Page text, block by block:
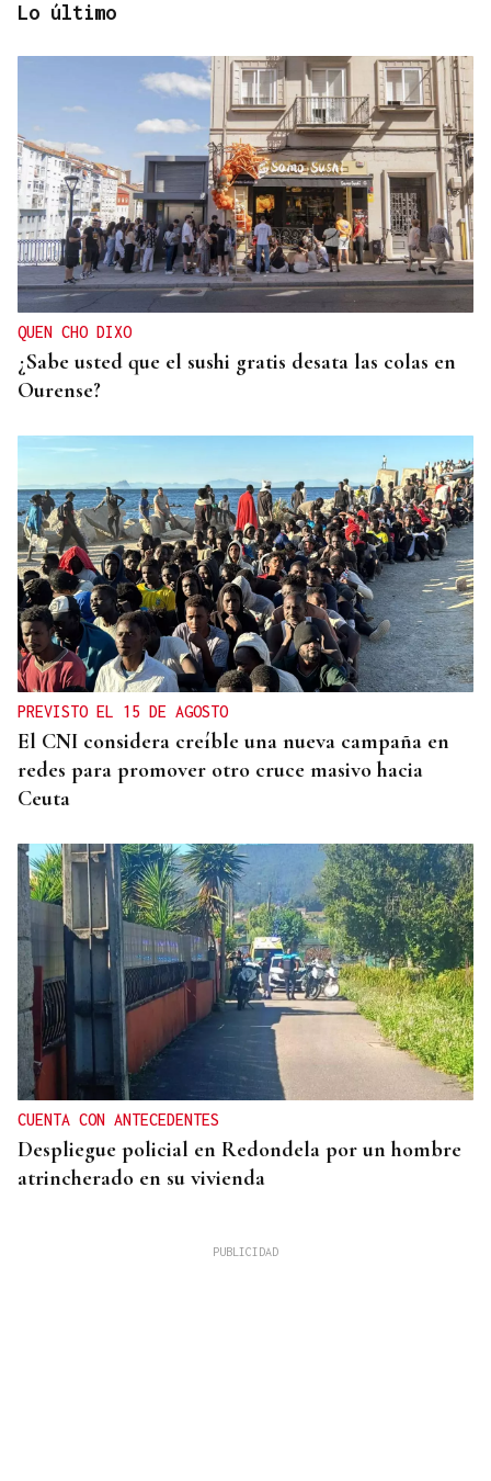
MEDICINA FÍSICA Y REHABILITACIÓN
Lucía Ros Dopico, médico especialista: “Mi sueño
es cambiar el paradigma de la discapacidad
infantil”
Lo último
QUEN CHO DIXO
¿Sabe usted que el sushi gratis desata las colas en
Ourense?
PREVISTO EL 15 DE AGOSTO
El CNI considera creíble una nueva campaña en
redes para promover otro cruce masivo hacia
Ceuta
CUENTA CON ANTECEDENTES
Despliegue policial en Redondela por un hombre
atrincherado en su vivienda